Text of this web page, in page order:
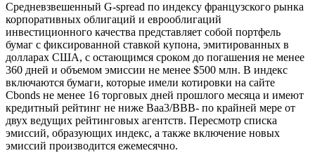
Средневзвешенный G-spread по индексу французского рынка
корпоративных облигаций и еврооблигаций
инвестиционного качества представляет собой портфель
бумаг с фиксированной ставкой купона, эмитированных в
долларах США, с остающимся сроком до погашения не менее
360 дней и объемом эмиссии не менее $500 млн. В индекс
включаются бумаги, которые имели котировки на сайте
Cbonds не менее 16 торговых дней прошлого месяца и имеют
кредитный рейтинг не ниже Вaa3/ВBB- по крайней мере от
двух ведущих рейтинговых агентств. Пересмотр списка
эмиссий, образующих индекс, а также включение новых
эмиссий производится ежемесячно.